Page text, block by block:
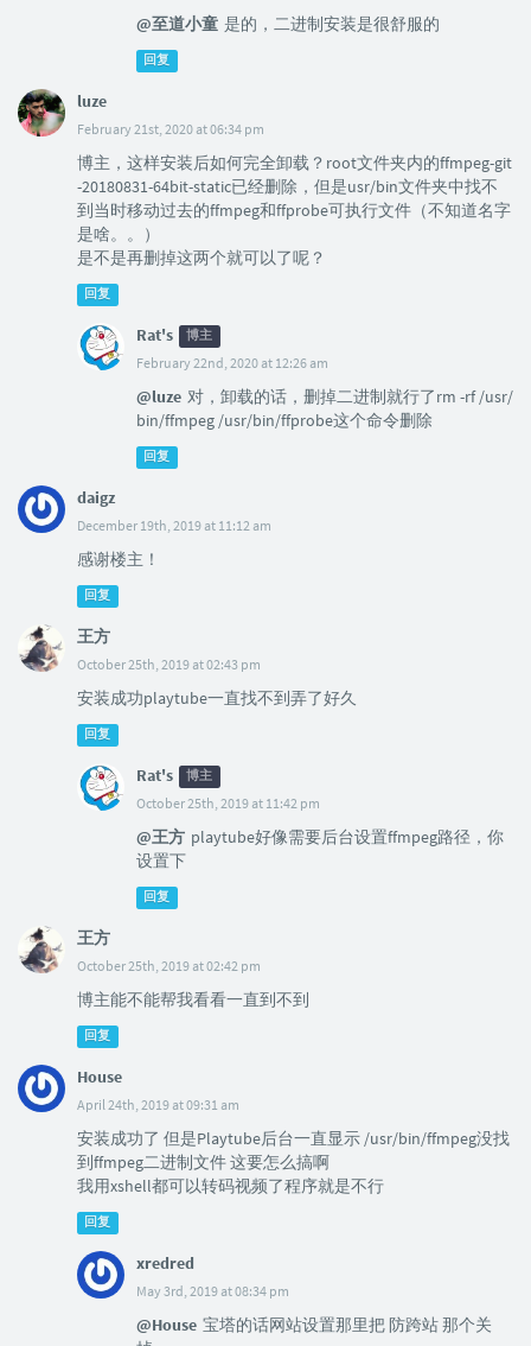
@至道小童 是的，二进制安装是很舒服的
回复
luze
February 21st, 2020 at 06:34 pm
博主，这样安装后如何完全卸载？root文件夹内的ffmpeg-git
-20180831-64bit-static已经删除，但是usr/bin文件夹中找不
到当时移动过去的ffmpeg和ffprobe可执行文件（不知道名字
是啥。。）
是不是再删掉这两个就可以了呢？
回复
Rat's 博主
February 22nd, 2020 at 12:26 am
@luze 对，卸载的话，删掉二进制就行了rm -rf /usr/
bin/ffmpeg /usr/bin/ffprobe这个命令删除
回复
daigz
December 19th, 2019 at 11:12 am
感谢楼主！
回复
王方
October 25th, 2019 at 02:43 pm
安装成功playtube一直找不到弄了好久
回复
Rat's 博主
October 25th, 2019 at 11:42 pm
@王方 playtube好像需要后台设置ffmpeg路径，你
设置下
回复
王方
October 25th, 2019 at 02:42 pm
博主能不能帮我看看一直到不到
回复
House
April 24th, 2019 at 09:31 am
安装成功了 但是Playtube后台一直显示 /usr/bin/ffmpeg没找
到ffmpeg二进制文件 这要怎么搞啊
我用xshell都可以转码视频了程序就是不行
回复
xredred
May 3rd, 2019 at 08:34 pm
@House 宝塔的话网站设置那里把 防跨站 那个关